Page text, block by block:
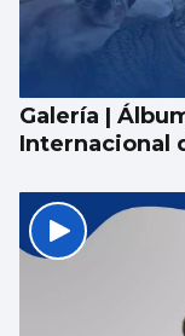
Galería |
Internacional